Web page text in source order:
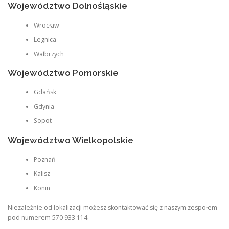
Województwo Dolnośląskie
Wrocław
Legnica
Wałbrzych
Województwo Pomorskie
Gdańsk
Gdynia
Sopot
Województwo Wielkopolskie
Poznań
Kalisz
Konin
Niezależnie od lokalizacji możesz skontaktować się z naszym zespołem
pod numerem 570 933 114.